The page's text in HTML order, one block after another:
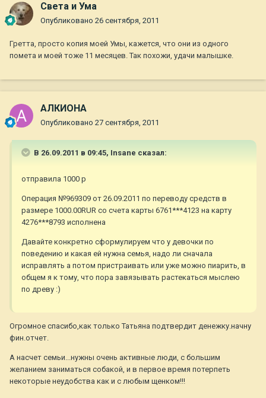
Света и Ума
Опубликовано 26 сентября, 2011
Гретта, просто копия моей Умы, кажется, что они из одного
помета и моей тоже 11 месяцев. Так похожи, удачи малышке.
АЛКИОНА
Опубликовано 27 сентября, 2011
В 26.09.2011 в 09:45, Insane сказал:
отправила 1000 р
Операция №969309 от 26.09.2011 по переводу средств в
размере 1000.00RUR со счета карты 6761***4123 на карту
4276***8793 исполнена
Давайте конкретно сформулируем что у девочки по
поведению и какая ей нужна семья, надо ли сначала
исправлять а потом пристраивать или уже можно пиарить, в
общем я к тому, что пора завязывать растекаться мыслею
по древу :)
Огромное спасибо,как только Татьяна подтвердит денежку.начну
фин.отчет.
А насчет семьи...нужны очень активные люди, с большим
желанием заниматься собакой, и в первое время потерпеть
некоторые неудобства как и с любым щенком!!!